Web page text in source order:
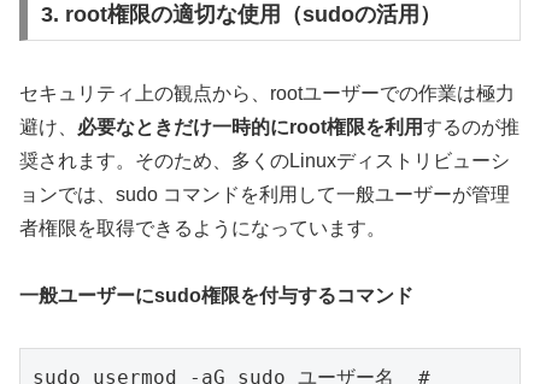
3. root権限の適切な使用（sudoの活用）
セキュリティ上の観点から、rootユーザーでの作業は極力
避け、 必要なときだけ一時的にroot権限を利用するのが推
奨されます。そのため、多くのLinuxディストリビューシ
ョンでは、sudo コマンドを利用して一般ユーザーが管理
者権限を取得できるようになっています。
一般ユーザーにsudo権限を付与するコマンド
sudo usermod -aG sudo ユーザー名  #